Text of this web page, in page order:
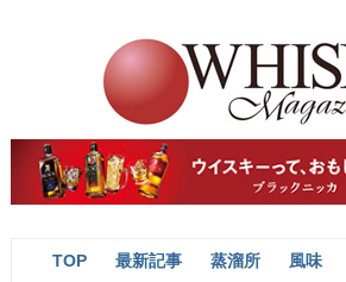
TOP 最新記事 蒸溜所 風味